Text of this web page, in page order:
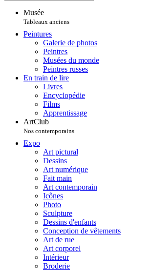
Musée
Tableaux anciens
Peintures
Galerie de photos
Peintres
Musées du monde
Peintres russes
En train de lire
Livres
Encyclopédie
Films
Apprentissage
ArtClub
Nos contemporains
Expo
Art pictural
Dessins
Art numérique
Fait main
Art contemporain
Icônes
Photo
Sculpture
Dessins d'enfants
Conception de vêtements
Art de rue
Art corporel
Intérieur
Broderie